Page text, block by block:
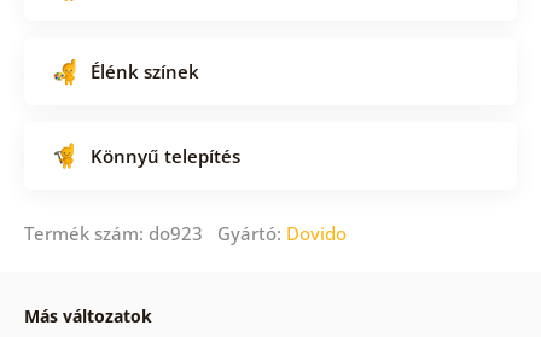
Élénk színek
Könnyű telepítés
Termék szám: do923 Gyártó: Dovido
Más változatok